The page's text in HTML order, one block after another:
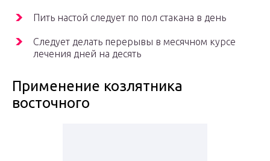
Пить настой следует по пол стакана в день
Следует делать перерывы в месячном курсе
лечения дней на десять
Применение козлятника
восточного